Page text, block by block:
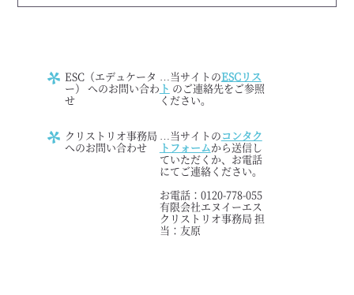
ESC（エデュケータ
ー） へのお問い合わ
せ
…当サイトのESCリス
ト のご連絡先をご参照
ください。
クリストリオ事務局
へのお問い合わせ
…当サイトのコンタク
トフォームから送信し
ていただくか、お電話
にてご連絡ください。
お電話：0120-778-055
有限会社エヌイーエス
クリストリオ事務局 担
当：友原